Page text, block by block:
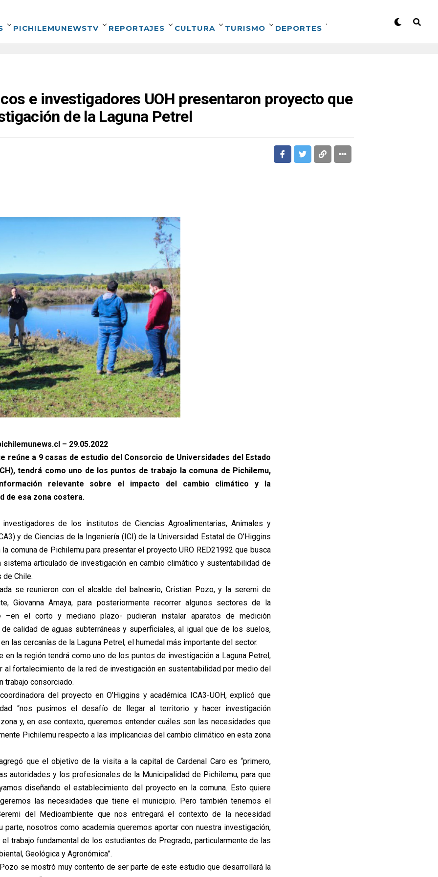
PICHILEMUNEWSTV REPORTAJES CULTURA TURISMO DEPORTES
e investigadores UOH presentaron proyecto que
de la Laguna Petrel
– 29.05.2022
reúne a 9 casas de estudio del Consorcio de Universidades del Estado
tendrá como uno de los puntos de trabajo la comuna de Pichilemu,
relevante sobre el impacto del cambio climático y la
de esa zona costera.
de los institutos de Ciencias Agroalimentarias, Animales y
y de Ciencias de la Ingeniería (ICI) de la Universidad Estatal de O’Higgins
la comuna de Pichilemu para presentar el proyecto URO RED21992 que busca
sistema articulado de investigación en cambio climático y sustentabilidad de
Chile.
se reunieron con el alcalde del balneario, Cristian Pozo, y la seremi de
Giovanna Amaya, para posteriormente recorrer algunos sectores de la
–en el corto y mediano plazo- pudieran instalar aparatos de medición
calidad de aguas subterráneas y superficiales, al igual que de los suelos,
las cercanías de la Laguna Petrel, el humedal más importante del sector.
en la región tendrá como uno de los puntos de investigación a Laguna Petrel,
al fortalecimiento de la red de investigación en sustentabilidad por medio del
trabajo consorciado.
del proyecto en O’Higgins y académica ICA3-UOH, explicó que
“nos pusimos el desafío de llegar al territorio y hacer investigación
y, en ese contexto, queremos entender cuáles son las necesidades que
Pichilemu respecto a las implicancias del cambio climático en esta zona
que el objetivo de la visita a la capital de Cardenal Caro es “primero,
autoridades y los profesionales de la Municipalidad de Pichilemu, para que
diseñando el establecimiento del proyecto en la comuna. Esto quiere
las necesidades que tiene el municipio. Pero también tenemos el
del Medioambiente que nos entregará el contexto de la necesidad
parte, nosotros como academia queremos aportar con nuestra investigación,
trabajo fundamental de los estudiantes de Pregrado, particularmente de las
Geológica y Agronómica”.
se mostró muy contento de ser parte de este estudio que desarrollará la